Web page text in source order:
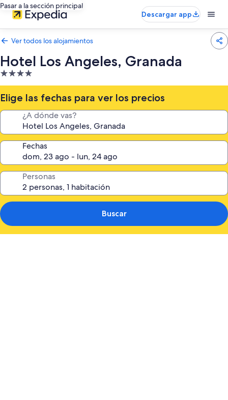
Pasar a la sección principal
Descargar app
Ver todos los alojamientos
Hotel Los Angeles, Granada
Alojamiento
de
4.0 estrellas
Elige las fechas para ver los precios
¿A dónde vas?
Fechas
Personas
Buscar